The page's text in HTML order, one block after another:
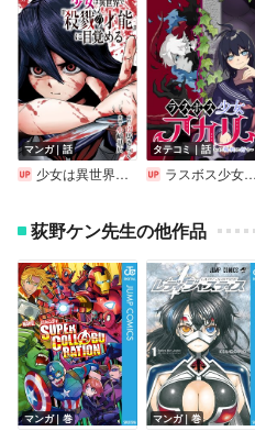
マンガ｜話
少女は異世界で『殺戮の才能』に目覚める（話売り）
タテコミ｜話
ラスボス少女アカリ～ワタシより強いやつに会いに現代に行く～【フルカラー】
荻野ケン先生の他作品
マンガ｜巻 マンガ｜巻